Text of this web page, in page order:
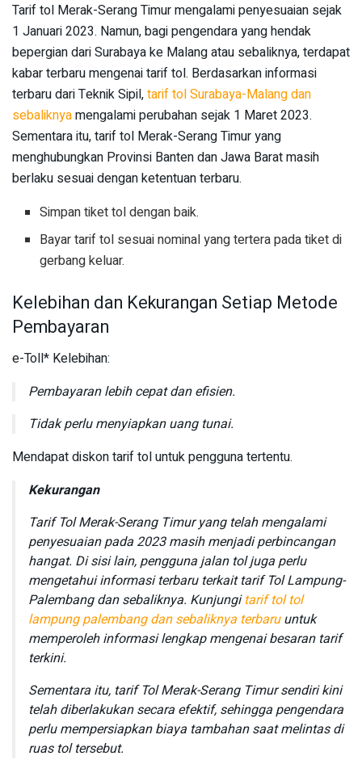
Tarif tol Merak-Serang Timur mengalami penyesuaian sejak
1 Januari 2023. Namun, bagi pengendara yang hendak
bepergian dari Surabaya ke Malang atau sebaliknya, terdapat
kabar terbaru mengenai tarif tol. Berdasarkan informasi
terbaru dari Teknik Sipil,tarif tol Surabaya-Malang dan
sebaliknyamengalami perubahan sejak 1 Maret 2023.
Sementara itu, tarif tol Merak-Serang Timur yang
menghubungkan Provinsi Banten dan Jawa Barat masih
berlaku sesuai dengan ketentuan terbaru.
Simpan tiket tol dengan baik.
Bayar tarif tol sesuai nominal yang tertera pada tiket di
gerbang keluar.
Kelebihan dan Kekurangan Setiap Metode
Pembayaran
e-Toll* Kelebihan:
Pembayaran lebih cepat dan efisien.
Tidak perlu menyiapkan uang tunai.
Mendapat diskon tarif tol untuk pengguna tertentu.
Kekurangan
Tarif Tol Merak-Serang Timur yang telah mengalami
penyesuaian pada 2023 masih menjadi perbincangan
hangat. Di sisi lain, pengguna jalan tol juga perlu
mengetahui informasi terbaru terkait tarif Tol Lampung-
Palembang dan sebaliknya. Kunjungitarif tol tol
lampung palembang dan sebaliknya terbaruuntuk
memperoleh informasi lengkap mengenai besaran tarif
terkini.
Sementara itu, tarif Tol Merak-Serang Timur sendiri kini
telah diberlakukan secara efektif, sehingga pengendara
perlu mempersiapkan biaya tambahan saat melintas di
ruas tol tersebut.